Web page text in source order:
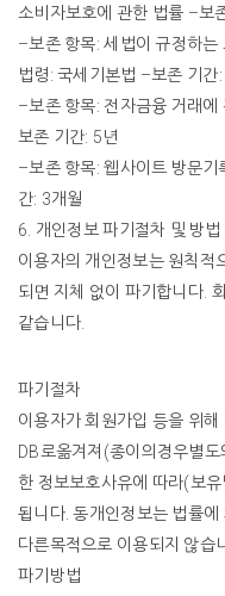
소비자보호에 관한 법률 –보
–보존 항목:세법이 규정하는
법령:국세기본법 –보존 기간
–보존 항목: 전자금융 거래에
보존 기간: 5년
–보존 항목:웹사이트 방문기
간: 3개월
6. 개인정보 파기절차 및 방법
이용자의 개인정보는 원칙적
되면 지체 없이 파기합니다.
같습니다
파기절차
이용자가 회원가입 등을 위해
DB로옮겨져 (종이의경우별도
한 정보보호사유에 따라(보
됩니다.동개인정보는 법률에
다른목적으로 이용되지 않습
파기방법